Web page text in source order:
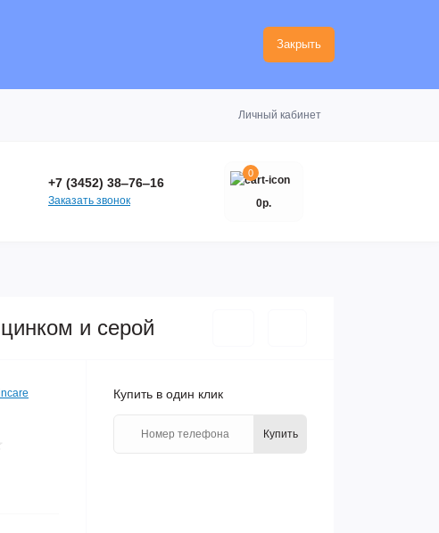
Закрыть
Личный кабинет
+7 (3452) 38‒76‒16
Заказать звонок
0
0р.
и серой
Купить в один клик
Купить